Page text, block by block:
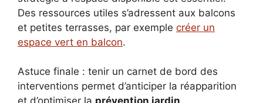
Des ressources utiles s’adressent aux balcons
et petites terrasses, par exemple créer un
espace vert en balcon.
Astuce finale : tenir un carnet de bord des
interventions permet d’anticiper la réapparition